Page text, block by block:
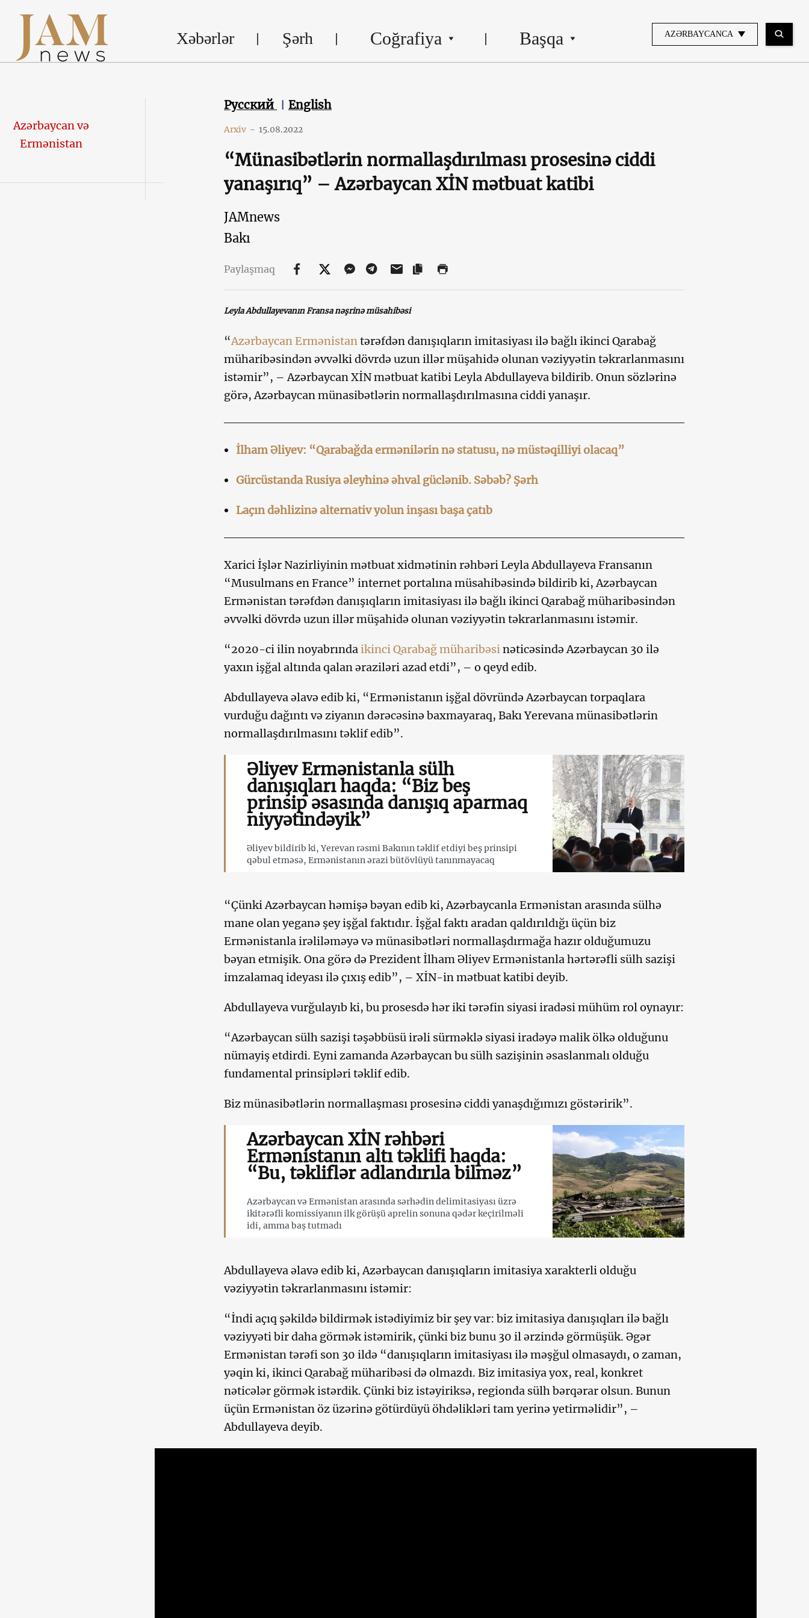
Xəbərlər Şərh Coğrafiya Başqa AZƏRBAYCANCA
Azərbaycan və
Ermənistan
Русский English
Arxiv - 15.08.2022
“Münasibətlərin normallaşdırılması prosesinə ciddi
yanaşırıq” – Azərbaycan XİN mətbuat katibi
JAMnews
Bakı
Paylaşmaq
Leyla Abdullayevanın Fransa nəşrinə müsahibəsi
“Azərbaycan Ermənistantərəfdən danışıqların imitasiyası ilə bağlı ikinci Qarabağ
müharibəsindən əvvəlki dövrdə uzun illər müşahidə olunan vəziyyətin təkrarlanmasını
istəmir”, – Azərbaycan XİN mətbuat katibi Leyla Abdullayeva bildirib. Onun sözlərinə
görə, Azərbaycan münasibətlərin normallaşdırılmasına ciddi yanaşır.
İlham Əliyev: “Qarabağda ermənilərin nə statusu, nə müstəqilliyi olacaq”
Gürcüstanda Rusiya əleyhinə əhval güclənib. Səbəb? Şərh
Laçın dəhlizinə alternativ yolun inşası başa çatıb
Xarici İşlər Nazirliyinin mətbuat xidmətinin rəhbəri Leyla Abdullayeva Fransanın
“Musulmans en France” internet portalına müsahibəsində bildirib ki, Azərbaycan
Ermənistan tərəfdən danışıqların imitasiyası ilə bağlı ikinci Qarabağ müharibəsindən
əvvəlki dövrdə uzun illər müşahidə olunan vəziyyətin təkrarlanmasını istəmir.
“2020-ci ilin noyabrındaikinci Qarabağ müharibəsinəticəsində Azərbaycan 30 ilə
yaxın işğal altında qalan əraziləri azad etdi”, – o qeyd edib.
Abdullayeva əlavə edib ki, “Ermənistanın işğal dövründə Azərbaycan torpaqlara
vurduğu dağıntı və ziyanın dərəcəsinə baxmayaraq, Bakı Yerevana münasibətlərin
normallaşdırılmasını təklif edib”.
Əliyev Ermənistanla sülh
danışıqları haqda: “Biz beş
prinsip əsasında danışıq aparmaq
niyyətindəyik”
Əliyev bildirib ki, Yerevan rəsmi Bakının təklif etdiyi beş prinsipi
qəbul etməsə, Ermənistanın ərazi bütövlüyü tanınmayacaq
“Çünki Azərbaycan həmişə bəyan edib ki, Azərbaycanla Ermənistan arasında sülhə
mane olan yeganə şey işğal faktıdır. İşğal faktı aradan qaldırıldığı üçün biz
Ermənistanla irəliləməyə və münasibətləri normallaşdırmağa hazır olduğumuzu
bəyan etmişik. Ona görə də Prezident İlham Əliyev Ermənistanla hərtərəfli sülh sazişi
imzalamaq ideyası ilə çıxış edib”, – XİN-in mətbuat katibi deyib.
Abdullayeva vurğulayıb ki, bu prosesdə hər iki tərəfin siyasi iradəsi mühüm rol oynayır:
“Azərbaycan sülh sazişi təşəbbüsü irəli sürməklə siyasi iradəyə malik ölkə olduğunu
nümayiş etdirdi. Eyni zamanda Azərbaycan bu sülh sazişinin əsaslanmalı olduğu
fundamental prinsipləri təklif edib.
Biz münasibətlərin normallaşması prosesinə ciddi yanaşdığımızı göstəririk”.
Azərbaycan XİN rəhbəri
Ermənistanın altı təklifi haqda:
“Bu, təkliflər adlandırıla bilməz”
Azərbaycan və Ermənistan arasında sərhədin delimitasiyası üzrə
ikitərəfli komissiyanın ilk görüşü aprelin sonuna qədər keçirilməli
idi, amma baş tutmadı
Abdullayeva əlavə edib ki, Azərbaycan danışıqların imitasiya xarakterli olduğu
vəziyyətin təkrarlanmasını istəmir:
“İndi açıq şəkildə bildirmək istədiyimiz bir şey var: biz imitasiya danışıqları ilə bağlı
vəziyyəti bir daha görmək istəmirik, çünki biz bunu 30 il ərzində görmüşük. Əgər
Ermənistan tərəfi son 30 ildə “danışıqların imitasiyası ilə məşğul olmasaydı, o zaman,
yəqin ki, ikinci Qarabağ müharibəsi də olmazdı. Biz imitasiya yox, real, konkret
nəticələr görmək istərdik. Çünki biz istəyiriksə, regionda sülh bərqərar olsun. Bunun
üçün Ermənistan öz üzərinə götürdüyü öhdəlikləri tam yerinə yetirməlidir”, –
Abdullayeva deyib.